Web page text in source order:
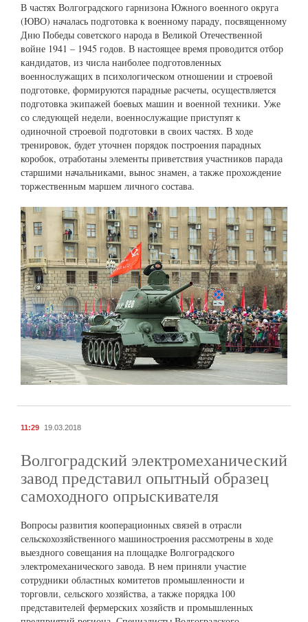
В частях Волгоградского гарнизона Южного военного округа
(ЮВО) началась подготовка к военному параду, посвященному
Дню Победы советского народа в Великой Отечественной
войне 1941 – 1945 годов. В настоящее время проводится отбор
кандидатов, из числа наиболее подготовленных
военнослужащих в психологическом отношении и строевой
подготовке, формируются парадные расчеты, осуществляется
подготовка экипажей боевых машин и военной техники. Уже
со следующей недели, военнослужащие приступят к
одиночной строевой подготовки в своих частях. В ходе
тренировок, будет уточнен порядок построения парадных
коробок, отработаны элементы приветствия участников парада
старшими начальниками, вынос знамен, а также прохождение
торжественным маршем личного состава.
11:29 19.03.2018
Волгоградский электромеханический
завод представил опытный образец
самоходного опрыскивателя
Вопросы развития кооперационных связей в отрасли
сельскохозяйственного машиностроения рассмотрены в ходе
выездного совещания на площадке Волгоградского
электромеханического завода. В нем приняли участие
сотрудники областных комитетов промышленности и
торговли, сельского хозяйства, а также порядка 100
представителей фермерских хозяйств и промышленных